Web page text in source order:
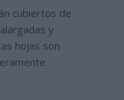
cubiertos de
y
hojas son